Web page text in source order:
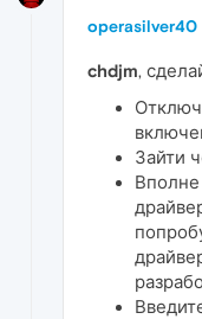
operasilver40
chdjm,
Зайти